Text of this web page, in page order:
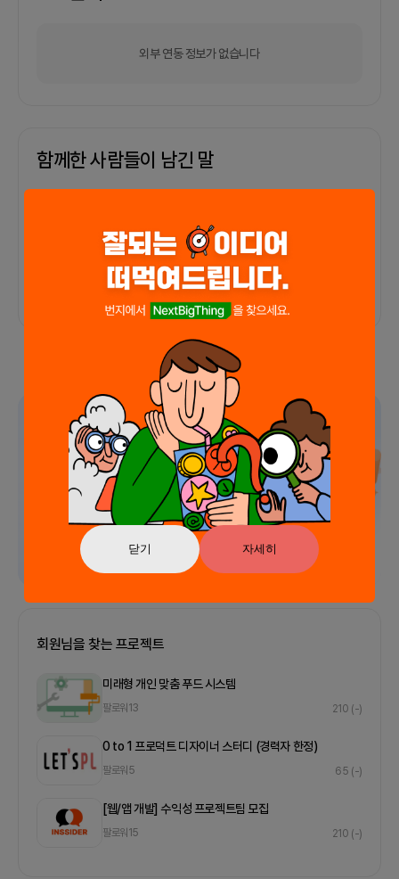
닫기 자세히
외부 연동 정보가 없습니다
함께한 사람들이 남긴 말
아직 후기가 도착하지 않았습니다
회원님을 찾는 프로젝트
미래형 개인 맞춤 푸드 시스템
팔로워 13 210 (-)
0 to 1 프로덕트 디자이너 스터디 (경력자 한정)
팔로워 5 65 (-)
[웹/앱 개발] 수익성 프로젝트팀 모집
팔로워 15 210 (-)